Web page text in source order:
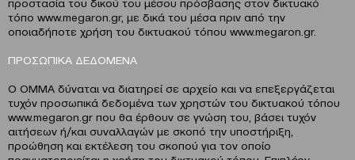
τόπο www.megaron.gr, με δικά του μέσα πριν από την
οποιαδήποτε χρήση του δικτυακού τόπου www.megaron.gr.
ΠΡΟΣΩΠΙΚΑ ΔΕΔΟΜΕΝΑ
Ο OMMA δύναται να διατηρεί σε αρχείο και να επεξεργάζεται
τυχόν προσωπικά δεδομένα των χρηστών του δικτυακού τόπου
www.megaron.gr που θα έρθουν σε γνώση του, βάσει τυχόν
αιτήσεων ή/και συναλλαγών με σκοπό την υποστήριξη,
προώθηση και εκτέλεση του σκοπού για τον οποίο